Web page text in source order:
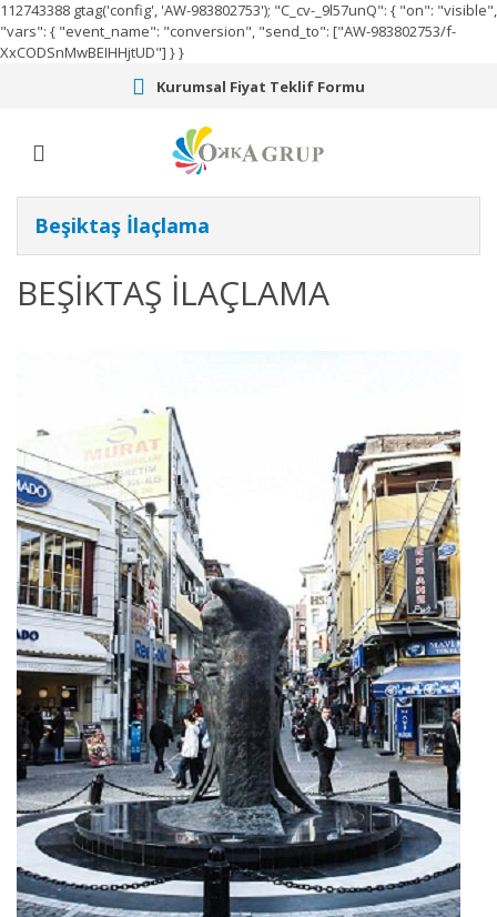
112743388 gtag('config', 'AW-983802753'); "C_cv-_9l57unQ": { "on": "visible",
"vars": { "event_name": "conversion", "send_to": ["AW-983802753/f-
XxCODSnMwBEIHHjtUD"] } }
Kurumsal Fiyat Teklif Formu
Beşiktaş İlaçlama
BEŞİKTAŞ İLAÇLAMA